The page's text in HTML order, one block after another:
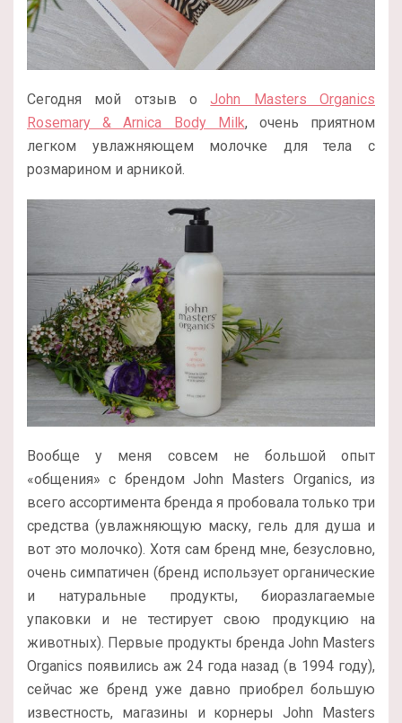
Сегодня мой отзыв оJohn Masters Organics
Rosemary & Arnica Body Milk, очень приятном
легком увлажняющем молочке для тела с
розмарином и арникой.
Вообще у меня совсем не большой опыт
«общения» с брендом John Masters Organics, из
всего ассортимента бренда я пробовала только три
средства (увлажняющую маску, гель для душа и
вот это молочко). Хотя сам бренд мне, безусловно,
очень симпатичен (бренд использует органические
и натуральные продукты, биоразлагаемые
упаковки и не тестирует свою продукцию на
животных). Первые продукты бренда John Masters
Organics появились аж 24 года назад (в 1994 году),
сейчас же бренд уже давно приобрел большую
известность, магазины и корнеры John Masters